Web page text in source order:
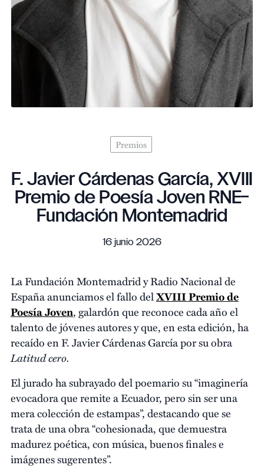
Premios
F. Javier Cárdenas García, XVIII
Premio de Poesía Joven RNE–
Fundación Montemadrid
16 junio 2026
La Fundación Montemadrid y Radio Nacional de
España anunciamos el fallo delXVIII Premio de
Poesía Joven, galardón que reconoce cada año el
talento de jóvenes autores y que, en esta edición, ha
recaído en F. Javier Cárdenas García por su obra
Latitud cero.
El jurado ha subrayado del poemario su “imaginería
evocadora que remite a Ecuador, pero sin ser una
mera colección de estampas”, destacando que se
trata de una obra “cohesionada, que demuestra
madurez poética, con música, buenos finales e
imágenes sugerentes”.